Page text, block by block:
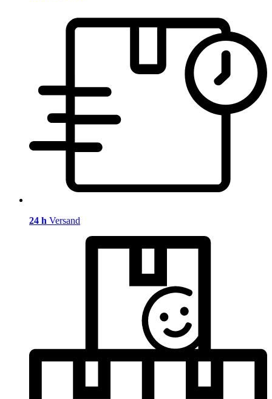
24 h Versand